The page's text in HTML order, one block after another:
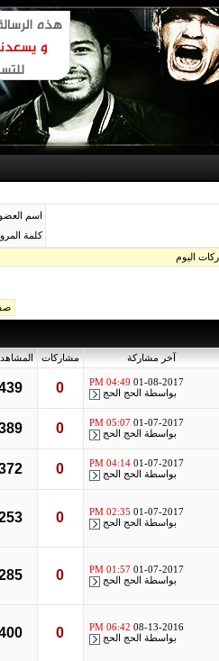
اسم العضو
كلمة المرور
صفحة 7 من 7
آخر مشاركة مشاركات المشاهدات
01-08-2017
04:49 PM
بواسطةالحج الحج 439
01-07-2017
05:07 PM
بواسطةالحج الحج 389
01-07-2017
04:14 PM
بواسطةالحج الحج 372
01-07-2017
02:35 PM
بواسطةالحج الحج 253
01-07-2017
01:57 PM
بواسطةالحج الحج 285
08-13-2016
06:42 PM
بواسطةالحج الحج 400